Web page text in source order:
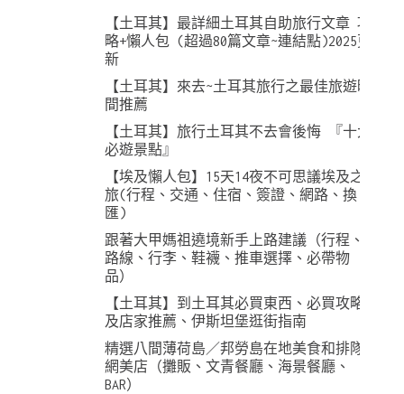
【土耳其】最詳細土耳其自助旅行文章 攻
略+懶人包 (超過80篇文章~連結點)2025更
新
【土耳其】來去~土耳其旅行之最佳旅遊時
間推薦
【土耳其】旅行土耳其不去會後悔 『十大
必遊景點』
【埃及懶人包】15天14夜不可思議埃及之
旅(行程、交通、住宿、簽證、網路、換
匯)
跟著大甲媽祖遶境新手上路建議（行程、
路線、行李、鞋襪、推車選擇、必帶物
品）
【土耳其】到土耳其必買東西、必買攻略
及店家推薦、伊斯坦堡逛街指南
精選八間薄荷島／邦勞島在地美食和排隊
網美店（攤販、文青餐廳、海景餐廳、
BAR）